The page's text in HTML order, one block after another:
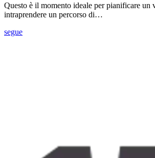
Questo è il momento ideale per pianificare un
intraprendere un percorso di…
segue